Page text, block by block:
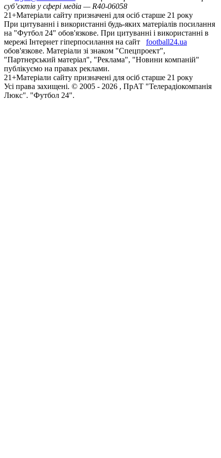
суб’єктів у сфері медіа — R40-06058
21+Матеріали сайту призначені для осіб старше 21 року
При цитуванні і використанні будь-яких матеріалів посилання
на "Футбол 24" обов'язкове. При цитуванні і використанні в
мережі Інтернет гіперпосилання на сайт
football24.ua
обов'язкове. Матеріали зі знаком "Спецпроект",
"Партнерський матеріал", "Реклама", "Новини компаній"
публікуємо на правах реклами.
21+Матеріали сайту призначені для осіб старше 21 року
Усi права захищенi. © 2005 - 2026 , ПрАТ "Телерадіокомпанія
Люкс". "Футбол 24".